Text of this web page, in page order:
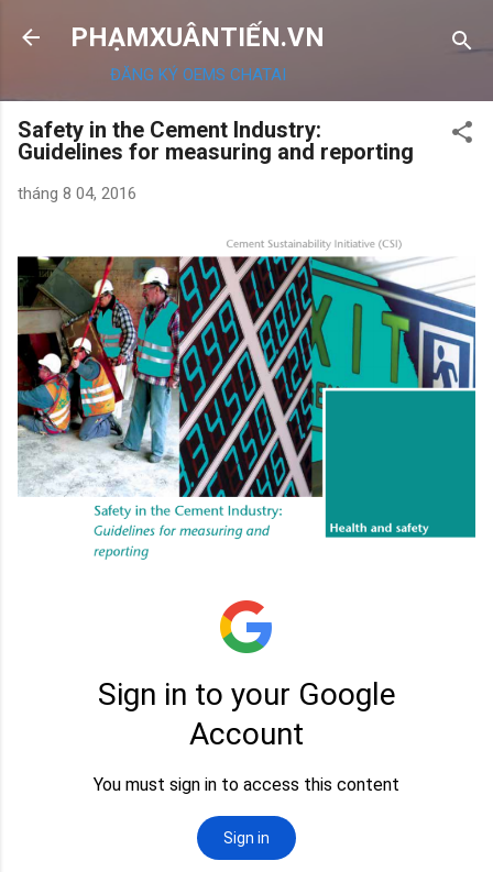
Chuyển đến nội dung chính
PHẠMXUÂNTIẾN.VN
ĐĂNG KÝ OEMS CHATAI
Safety in the Cement Industry:
Guidelines for measuring and reporting
tháng 8 04, 2016